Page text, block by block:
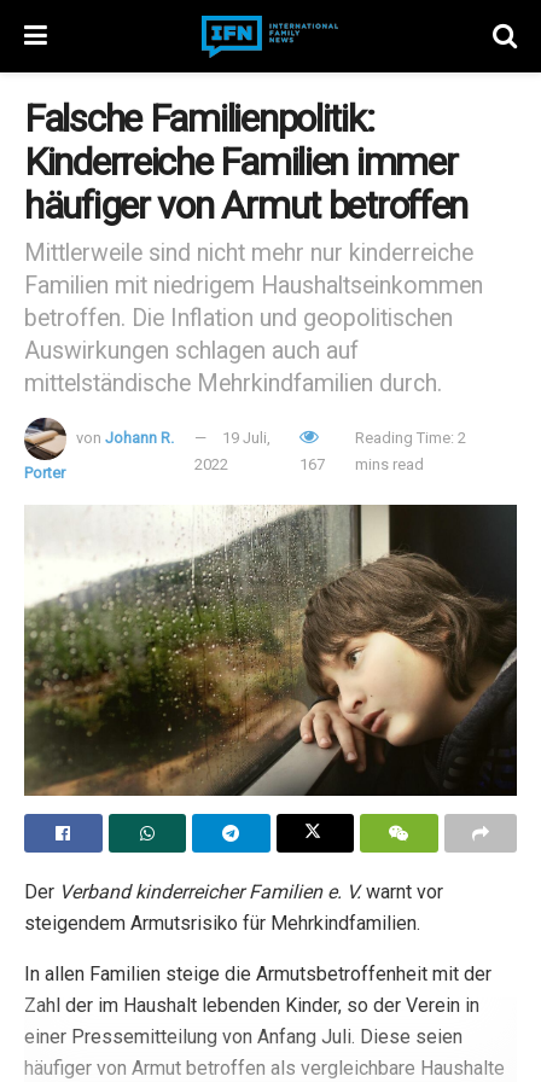
Falsche Familienpolitik:
Kinderreiche Familien immer
häufiger von Armut betroffen
Mittlerweile sind nicht mehr nur kinderreiche
Familien mit niedrigem Haushaltseinkommen
betroffen. Die Inflation und geopolitischen
Auswirkungen schlagen auch auf
mittelständische Mehrkindfamilien durch.
von Johann R.
Porter
19 Juli,
2022
167
Reading Time: 2
mins read
Der Verband kinderreicher Familien e. V.warnt vor
steigendem Armutsrisiko für Mehrkindfamilien.
In allen Familien steige die Armutsbetroffenheit mit der
Zahl der im Haushalt lebenden Kinder, so der Verein in
einer Pressemitteilung von Anfang Juli. Diese seien
häufiger von Armut betroffen als vergleichbare Haushalte